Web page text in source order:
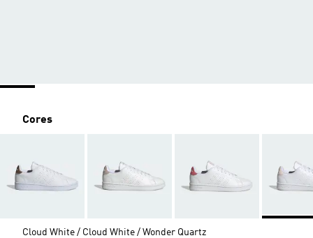
Cores
Cloud White / Cloud White / Wonder Quartz